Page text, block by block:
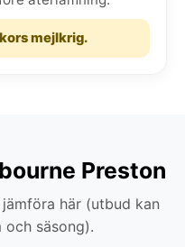
mejlkrig.
Preston
här (utbud kan
och säsong).